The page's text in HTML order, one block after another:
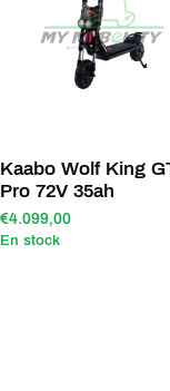
Kaabo Wolf King
Pro 72V 35ah
€4.099,00
En stock